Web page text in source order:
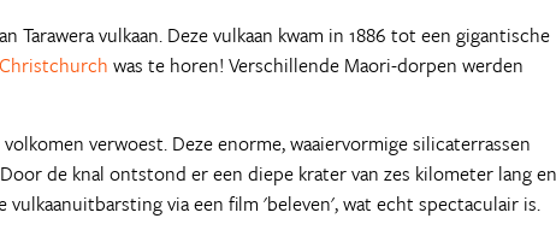
vulkaan. Deze vulkaan kwam in 1886 tot een gigantische
Christchurch was te horen! Verschillende Maori-dorpen werden
verwoest. Deze enorme, waaiervormige silicaterrassen
de knal ontstond er een diepe krater van zes kilometer lang en
via een film 'beleven', wat echt spectaculair is.